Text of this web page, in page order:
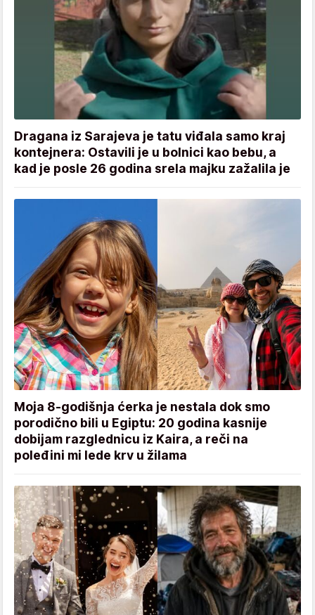
Dragana iz Sarajeva je tatu viđala samo kraj
kontejnera: Ostavili je u bolnici kao bebu, a
kad je posle 26 godina srela majku zažalila je
Moja 8-godišnja ćerka je nestala dok smo
porodično bili u Egiptu: 20 godina kasnije
dobijam razglednicu iz Kaira, a reči na
poleđini mi lede krv u žilama